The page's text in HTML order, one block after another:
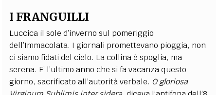
I FRANGUILLI
Luccica il sole d’inverno sul pomeriggio
dell’Immacolata. I giornali promettevano pioggia, non
ci siamo fidati del cielo. La collina è spoglia, ma
serena. E’ l’ultimo anno che si fa vacanza questo
giorno, sacrificato all’autorità verbale. O gloriosa